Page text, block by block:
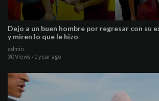
Dejo a un buen hombre por regresar con su
y miren lo que le hizo
admin
30 Views · 1 year ago